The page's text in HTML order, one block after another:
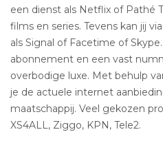
een dienst als Netflix of Pathé
films en series. Tevens kan jij
als Signal of Facetime of
abonnement en een vast
overbodige luxe. Met behulp
je de actuele internet
maatschappij. Veel gekozen
XS4ALL, Ziggo, KPN, Tele2.